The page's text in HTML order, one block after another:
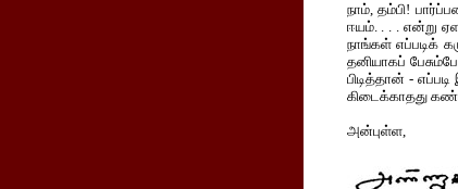
நாம், தம்பி!
ஈயம். . . . என்று
நாங்கள் எப்படிக்
தனியாகப்
பிடித்தான் -
கிடைக்காதது
அன்புள்ள,